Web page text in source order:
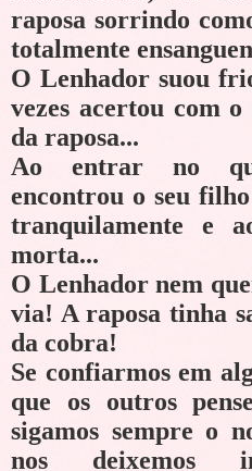
raposa sorrindo
totalmente
O Lenhador suou
vezes acertou com
da raposa...
Ao entrar no
encontrou o seu
tranquilamente e
morta...
O Lenhador nem
via! A raposa tinha
da cobra!
Se confiarmos em
que os outros
sigamos sempre o
nos deixemos